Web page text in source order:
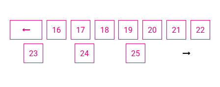
16 17 18 19 20 21 22
23 24 25